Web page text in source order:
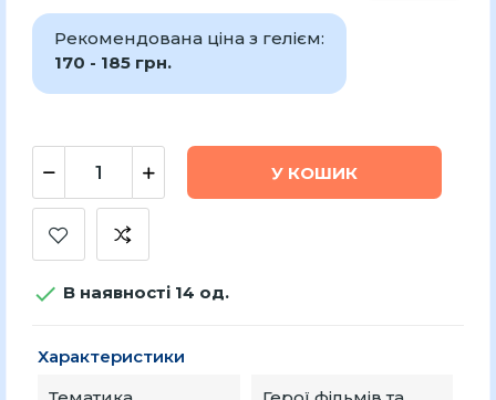
Рекомендована ціна з гелієм:
170 - 185 грн.
У КОШИК
 В наявності 14 од.
Характеристики